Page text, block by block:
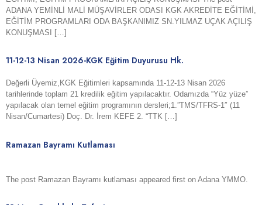
ADANA YEMİNLİ MALİ MÜŞAVİRLER ODASI KGK AKREDİTE EĞİTİMİ,
EĞİTİM PROGRAMLARI ODA BAŞKANIMIZ SN.YILMAZ UÇAK AÇILIŞ
KONUŞMASI […]
11-12-13 Nisan 2026-KGK Eğitim Duyurusu Hk.
Değerli Üyemiz,KGK Eğitimleri kapsamında 11-12-13 Nisan 2026
tarihlerinde toplam 21 kredilik eğitim yapılacaktır. Odamızda “Yüz yüze”
yapılacak olan temel eğitim programının dersleri;1.”TMS/TFRS-1″ (11
Nisan/Cumartesi) Doç. Dr. İrem KEFE 2. “TTK […]
Ramazan Bayramı Kutlaması
The post Ramazan Bayramı kutlaması appeared first on Adana YMMO.